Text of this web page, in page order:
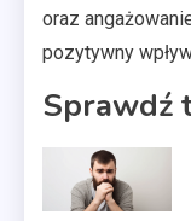
oraz
pozytywny
Sprawdź